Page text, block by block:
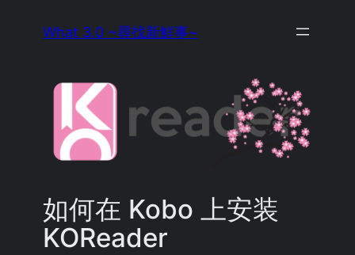
What 3.0 ~尋找新鮮事~
如何在 Kobo 上安装
KOReader